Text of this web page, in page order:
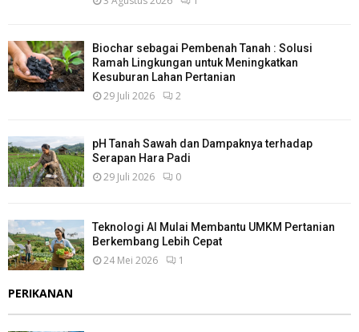
Biochar sebagai Pembenah Tanah : Solusi
Ramah Lingkungan untuk Meningkatkan
Kesuburan Lahan Pertanian
29 Juli 2026 2
pH Tanah Sawah dan Dampaknya terhadap
Serapan Hara Padi
29 Juli 2026 0
Teknologi AI Mulai Membantu UMKM Pertanian
Berkembang Lebih Cepat
24 Mei 2026 1
PERIKANAN